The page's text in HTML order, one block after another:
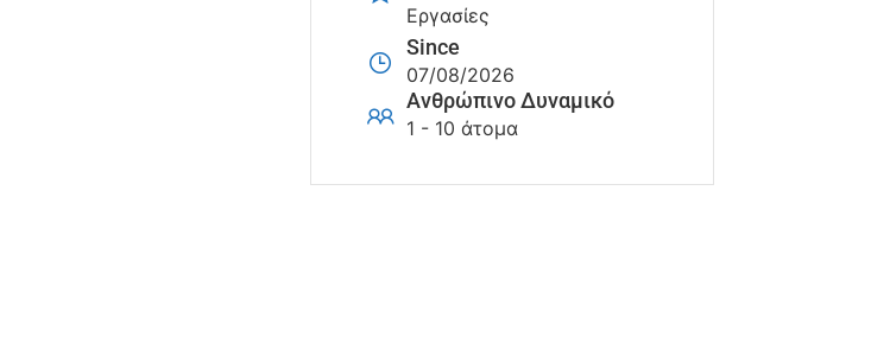
Εργασίες
Since
07/08/2026
Ανθρώπινο Δυναμικό
1 - 10 άτομα